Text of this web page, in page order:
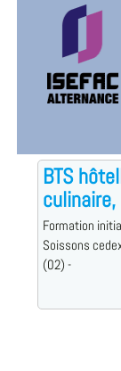
BTS
Formation
Soissons
(02) -